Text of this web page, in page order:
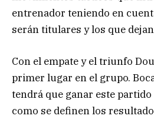
entrenador teniendo en
serán titulares y los que
Con el empate y el triunfo
primer lugar en el grupo.
tendrá que ganar este
como se definen los